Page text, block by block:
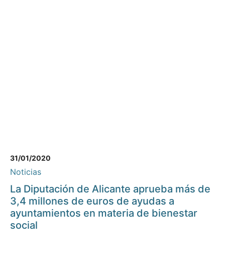
31/01/2020
Noticias
La Diputación de Alicante aprueba más de
3,4 millones de euros de ayudas a
ayuntamientos en materia de bienestar
social